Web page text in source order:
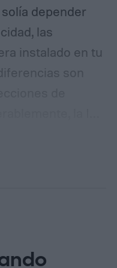
depender
las
instalado en tu
son
navegador, y
y la
enorme